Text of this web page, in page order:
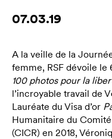
07.03.19
A la veille de la
femme, RSF dévoile le
100 photos pour la
l’incroyable travail de V
Lauréate du Visa d’or
Humanitaire du
(CICR) en 2018,